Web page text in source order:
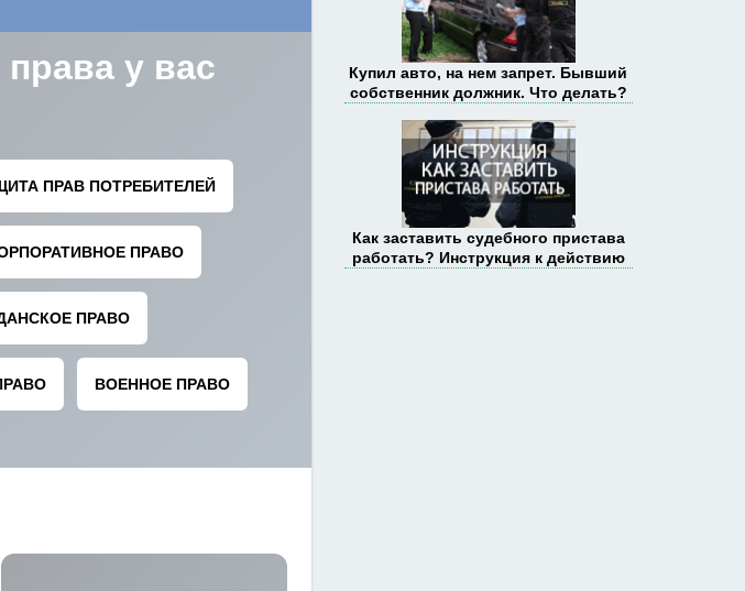
Купил авто, на нем запрет. Бывший
собственник должник. Что делать?
Как заставить судебного пристава
работать? Инструкция к действию